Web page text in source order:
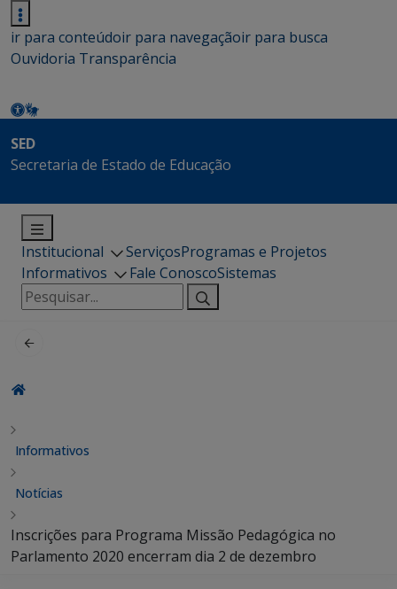
ir para conteúdoir para navegaçãoir para busca
Ouvidoria Transparência
SED
Secretaria de Estado de Educação
Institucional ServiçosProgramas e Projetos
Informativos
Fale ConoscoSistemas
Pesquisar
por:
Informativos
Notícias
Inscrições para Programa Missão Pedagógica no
Parlamento 2020 encerram dia 2 de dezembro